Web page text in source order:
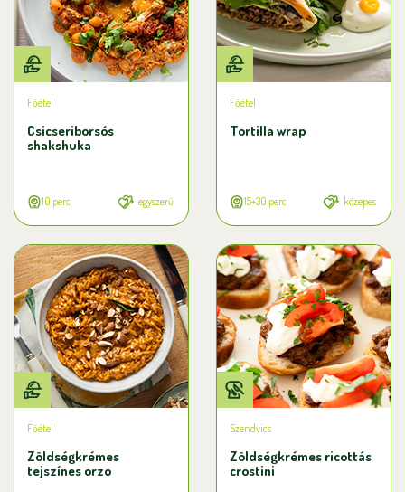
Főétel
Csicseriborsós
shakshuka
10 perc egyszerű
Főétel
Tortilla wrap
15+30 perc közepes
Főétel
Zöldségkrémes
tejszínes orzo
Szendvics
Zöldségkrémes ricottás
crostini